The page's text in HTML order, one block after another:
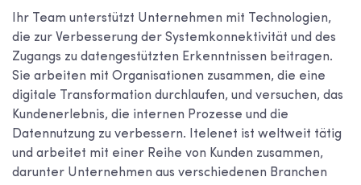
Ihr Team unterstützt Unternehmen mit Technologien,
die zur Verbesserung der Systemkonnektivität und des
Zugangs zu datengestützten Erkenntnissen beitragen.
Sie arbeiten mit Organisationen zusammen, die eine
digitale Transformation durchlaufen, und versuchen, das
Kundenerlebnis, die internen Prozesse und die
Datennutzung zu verbessern. Itelenet ist weltweit tätig
und arbeitet mit einer Reihe von Kunden zusammen,
darunter Unternehmen aus verschiedenen Branchen